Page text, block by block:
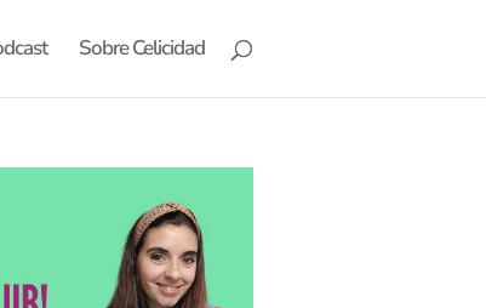
Sobre Celicidad